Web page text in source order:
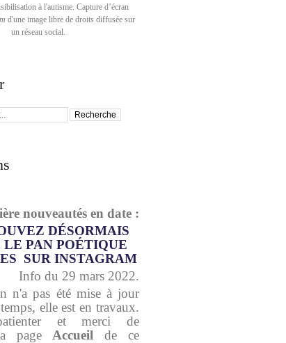
à l'autisme. Capture d’écran
d'une image libre de droits diffusée sur
un réseau social.
nouveautés en date :
DÉSORMAIS
LE PAN POÉTIQUE
SUR INSTAGRAM
Info du 29 mars 2022.
n'a pas été mise à jour
elle est en travaux.
et merci de
page Accueil de ce